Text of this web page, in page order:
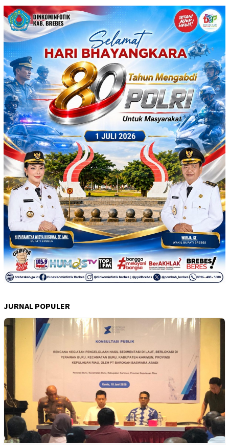
JURNAL POPULER